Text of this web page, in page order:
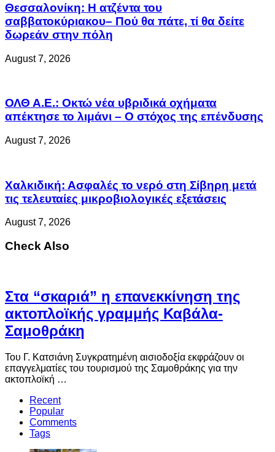
Θεσσαλονίκη: Η ατζέντα του
σαββατοκύριακου– Πού θα πάτε, τί θα δείτε
δωρεάν στην πόλη
August 7, 2026
ΟΛΘ Α.Ε.: Οκτώ νέα υβριδικά οχήματα
απέκτησε το λιμάνι – Ο στόχος της επένδυσης
August 7, 2026
Χαλκιδική: Ασφαλές το νερό στη Σίβηρη μετά
τις τελευταίες μικροβιολογικές εξετάσεις
August 7, 2026
Check Also
Στα “σκαριά” η επανεκκίνηση της
ακτοπλοϊκής γραμμής Καβάλα-
Σαμοθράκη
Του Γ. Κατσιάνη Συγκρατημένη αισιοδοξία εκφράζουν οι
επαγγελματίες του τουρισμού της Σαμοθράκης για την
ακτοπλοϊκή …
Recent
Popular
Comments
Tags